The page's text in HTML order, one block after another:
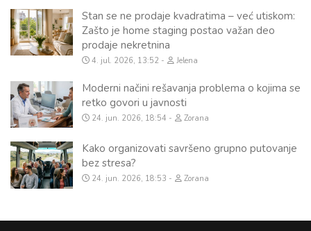
Stan se ne prodaje kvadratima – već utiskom:
Zašto je home staging postao važan deo
prodaje nekretnina
4. jul. 2026, 13:52 Jelena
Moderni načini rešavanja problema o kojima se
retko govori u javnosti
24. jun. 2026, 18:54 Zorana
Kako organizovati savršeno grupno putovanje
bez stresa?
24. jun. 2026, 18:53 Zorana